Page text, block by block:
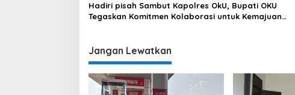
Hadiri pisah Sambut Kapolres OkU, Bupati OKU
Tegaskan Komitmen Kolaborasi untuk Kemajuan
Jangan Lewatkan